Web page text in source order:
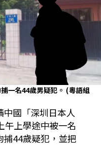
一名44歲男疑犯。 (粵語組
中國「深圳日本人
午上學途中被一名
捕44歲疑犯，並把